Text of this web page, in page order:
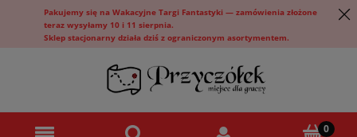
Pakujemy się na Wakacyjne Targi Fantastyki — zamówienia złożone
teraz wysyłamy 10 i 11 sierpnia.
Sklep stacjonarny działa dziś z ograniczonym asortymentem.